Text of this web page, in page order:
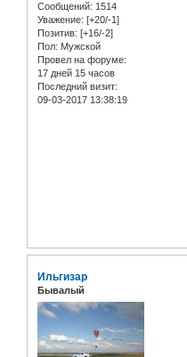
Сообщений: 1514
Уважение: [+20/-1]
Позитив: [+16/-2]
Пол: Мужской
Провел на форуме:
17 дней 15 часов
Последний визит:
09-03-2017 13:38:19
Ильгизар
Бывалый